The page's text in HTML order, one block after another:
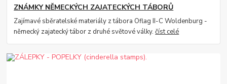
ZNÁMKY NĚMECKÝCH ZAJATECKÝCH TÁBORŮ
Zajímavé sběratelské materiály z tábora Oflag II-C Woldenburg -
německý zajatecký tábor z druhé světové války.číst celé